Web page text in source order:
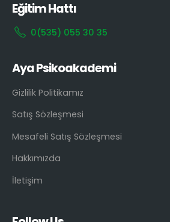
Eğitim Hattı
0(535) 055 30 35
Aya Psikoakademi
Gizlilik Politikamız
Satış Sözleşmesi
Mesafeli Satış Sözleşmesi
Hakkımızda
İletişim